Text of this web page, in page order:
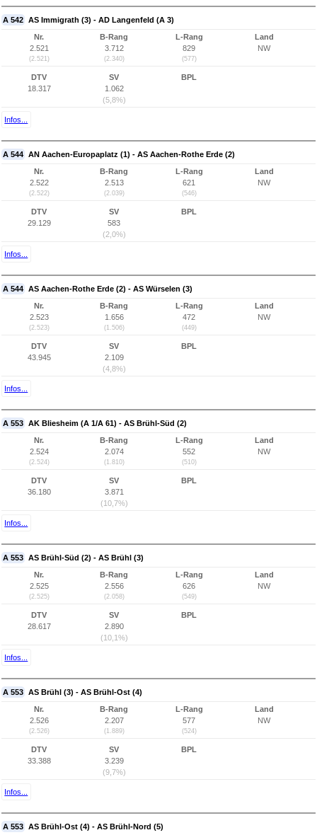
A 542 AS Immigrath (3) - AD Langenfeld (A 3)
Nr.
2.521
(2.521)
B-Rang
3.712
(2.340)
L-Rang
829
(577)
Land
NW
DTV
18.317
SV
1.062
(5,8%)
BPL
Infos...
A 544 AN Aachen-Europaplatz (1) - AS Aachen-Rothe Erde (2)
Nr.
2.522
(2.522)
B-Rang
2.513
(2.039)
L-Rang
621
(546)
Land
NW
DTV
29.129
SV
583
(2,0%)
BPL
Infos...
A 544 AS Aachen-Rothe Erde (2) - AS Würselen (3)
Nr.
2.523
(2.523)
B-Rang
1.656
(1.506)
L-Rang
472
(449)
Land
NW
DTV
43.945
SV
2.109
(4,8%)
BPL
Infos...
A 553 AK Bliesheim (A 1/A 61) - AS Brühl-Süd (2)
Nr.
2.524
(2.524)
B-Rang
2.074
(1.810)
L-Rang
552
(510)
Land
NW
DTV
36.180
SV
3.871
(10,7%)
BPL
Infos...
A 553 AS Brühl-Süd (2) - AS Brühl (3)
Nr.
2.525
(2.525)
B-Rang
2.556
(2.058)
L-Rang
626
(549)
Land
NW
DTV
28.617
SV
2.890
(10,1%)
BPL
Infos...
A 553 AS Brühl (3) - AS Brühl-Ost (4)
Nr.
2.526
(2.526)
B-Rang
2.207
(1.889)
L-Rang
577
(524)
Land
NW
DTV
33.388
SV
3.239
(9,7%)
BPL
Infos...
A 553 AS Brühl-Ost (4) - AS Brühl-Nord (5)